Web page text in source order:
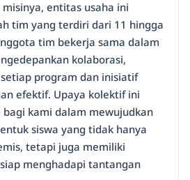
entitas usaha ini
tim yang terdiri dari 11 hingga
tim bekerja sama dalam
kolaborasi,
program dan inisiatif
efektif. Upaya kolektif ini
kami dalam mewujudkan
siswa yang tidak hanya
tetapi juga memiliki
menghadapi tantangan